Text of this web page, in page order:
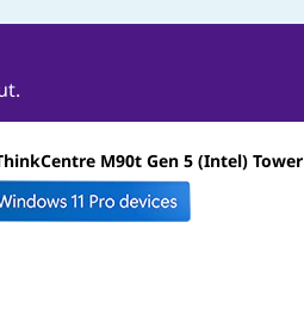
M90t Gen 5 (Intel) Tower